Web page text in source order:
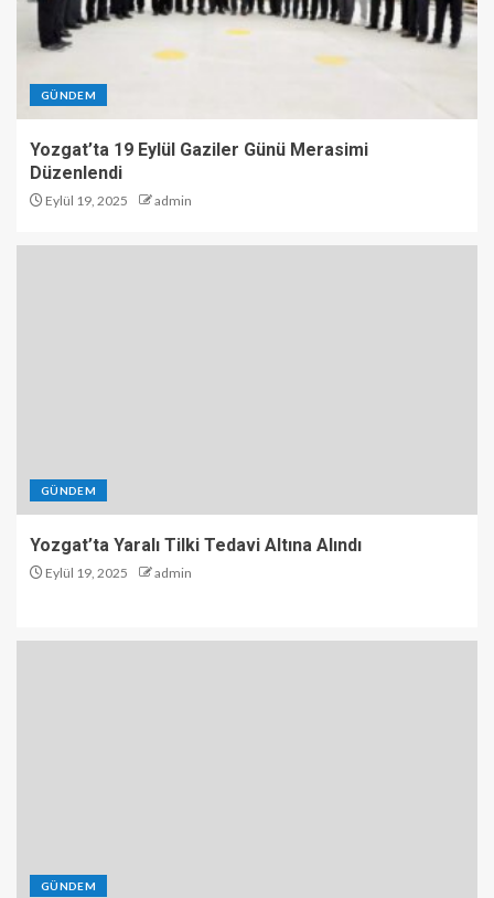
GÜNDEM
Yozgat’ta 19 Eylül Gaziler Günü Merasimi
Düzenlendi
Eylül 19, 2025 admin
GÜNDEM
Yozgat’ta Yaralı Tilki Tedavi Altına Alındı
Eylül 19, 2025 admin
GÜNDEM